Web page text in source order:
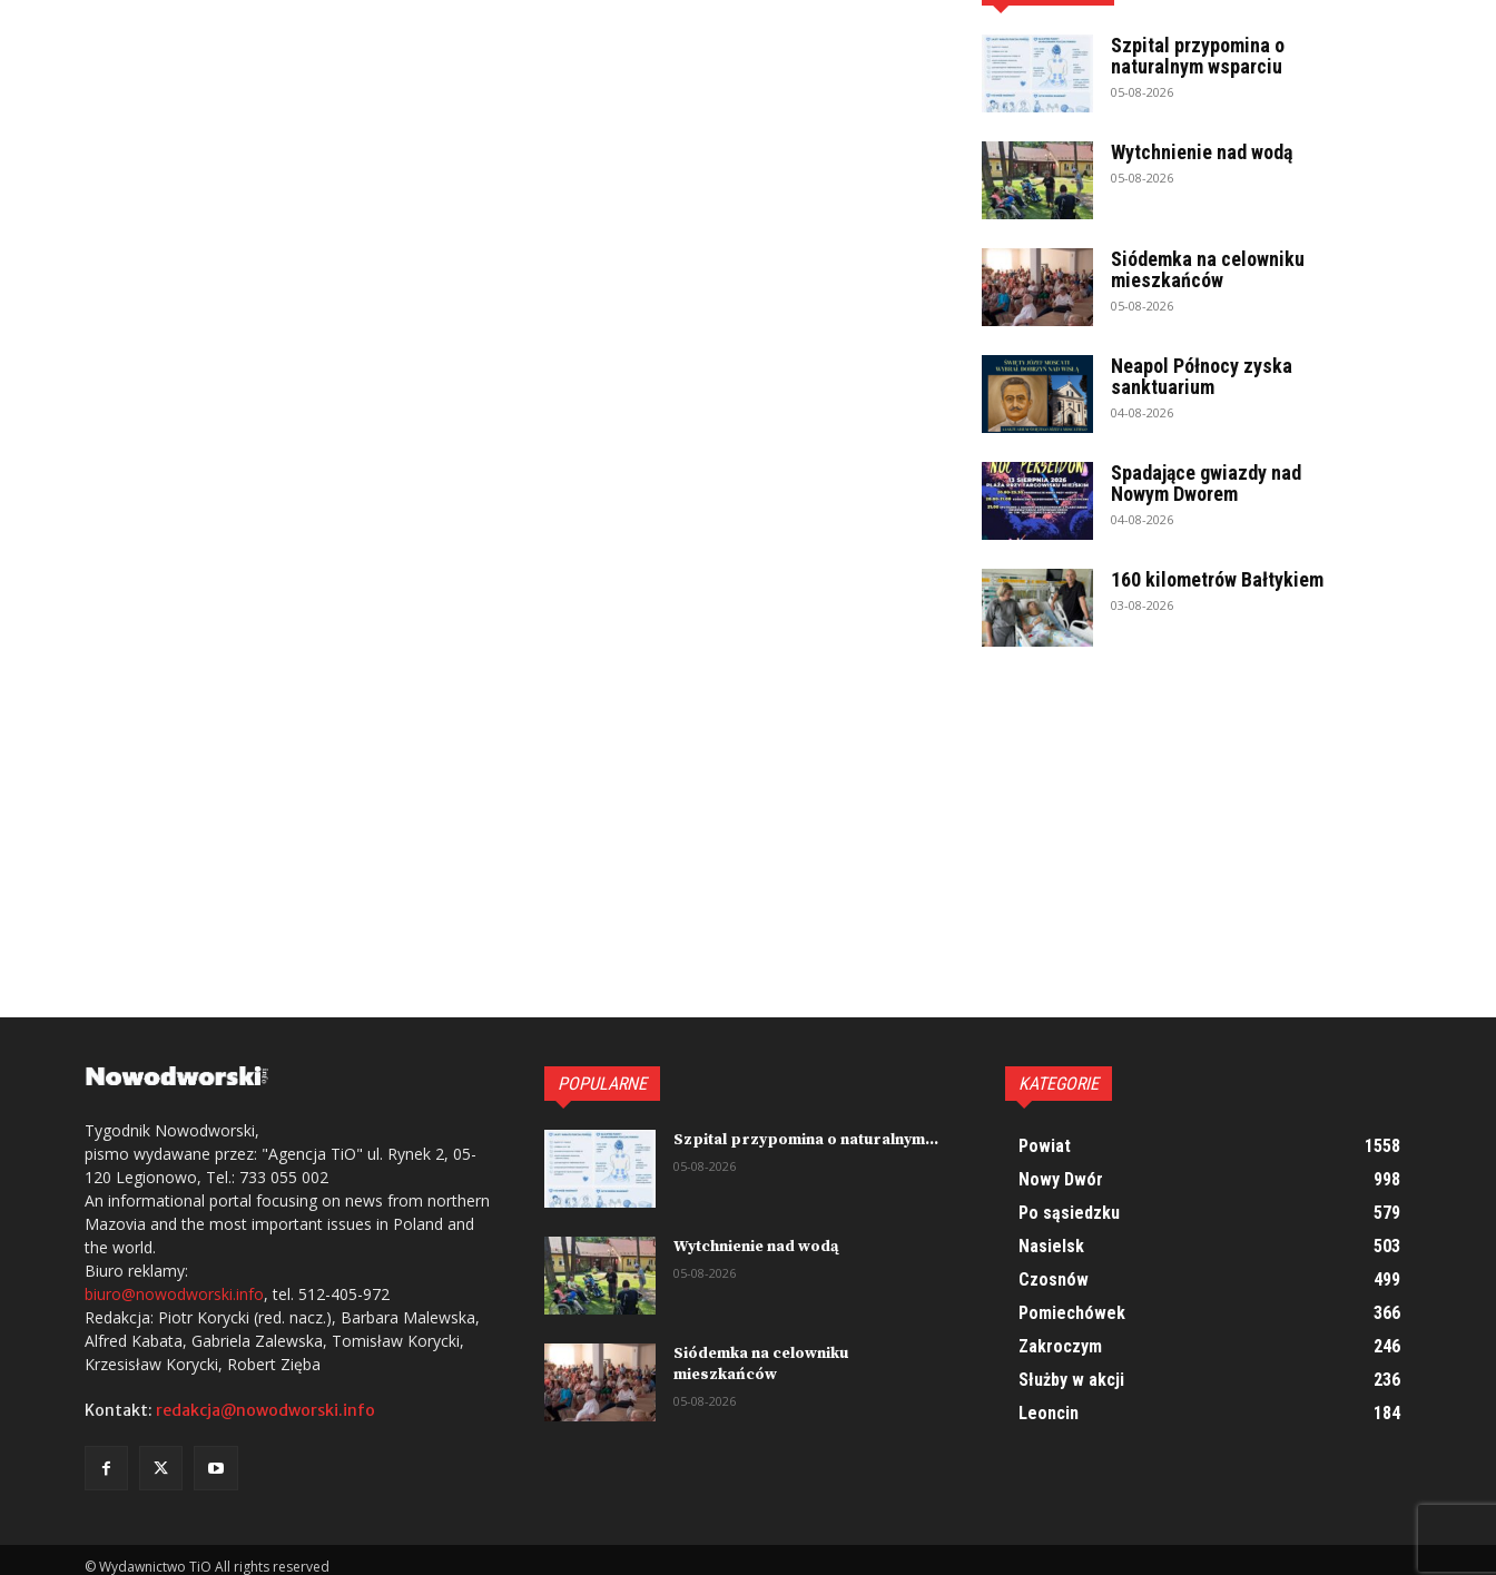
Szpital przypomina o
naturalnym wsparciu
05-08-2026
Wytchnienie nad wodą
05-08-2026
Siódemka na celowniku
mieszkańców
05-08-2026
Neapol Północy zyska
sanktuarium
04-08-2026
Spadające gwiazdy nad
Nowym Dworem
04-08-2026
160 kilometrów Bałtykiem
03-08-2026
Tygodnik Nowodworski,
pismo wydawane przez: "Agencja TiO" ul. Rynek 2, 05-
120 Legionowo, Tel.: 733 055 002
An informational portal focusing on news from northern
Mazovia and the most important issues in Poland and
the world.
Biuro reklamy:
biuro@nowodworski.info, tel. 512-405-972
Redakcja: Piotr Korycki (red. nacz.), Barbara Malewska,
Alfred Kabata, Gabriela Zalewska, Tomisław Korycki,
Krzesisław Korycki, Robert Zięba
Kontakt: redakcja@nowodworski.info
POPULARNE
Szpital przypomina o naturalnym...
05-08-2026
Wytchnienie nad wodą
05-08-2026
Siódemka na celowniku
mieszkańców
05-08-2026
KATEGORIE
Powiat
1558
Nowy Dwór
998
Po sąsiedzku
579
Nasielsk
503
Czosnów
499
Pomiechówek
366
Zakroczym
246
Służby w akcji
236
Leoncin
184
© Wydawnictwo TiO All rights reserved